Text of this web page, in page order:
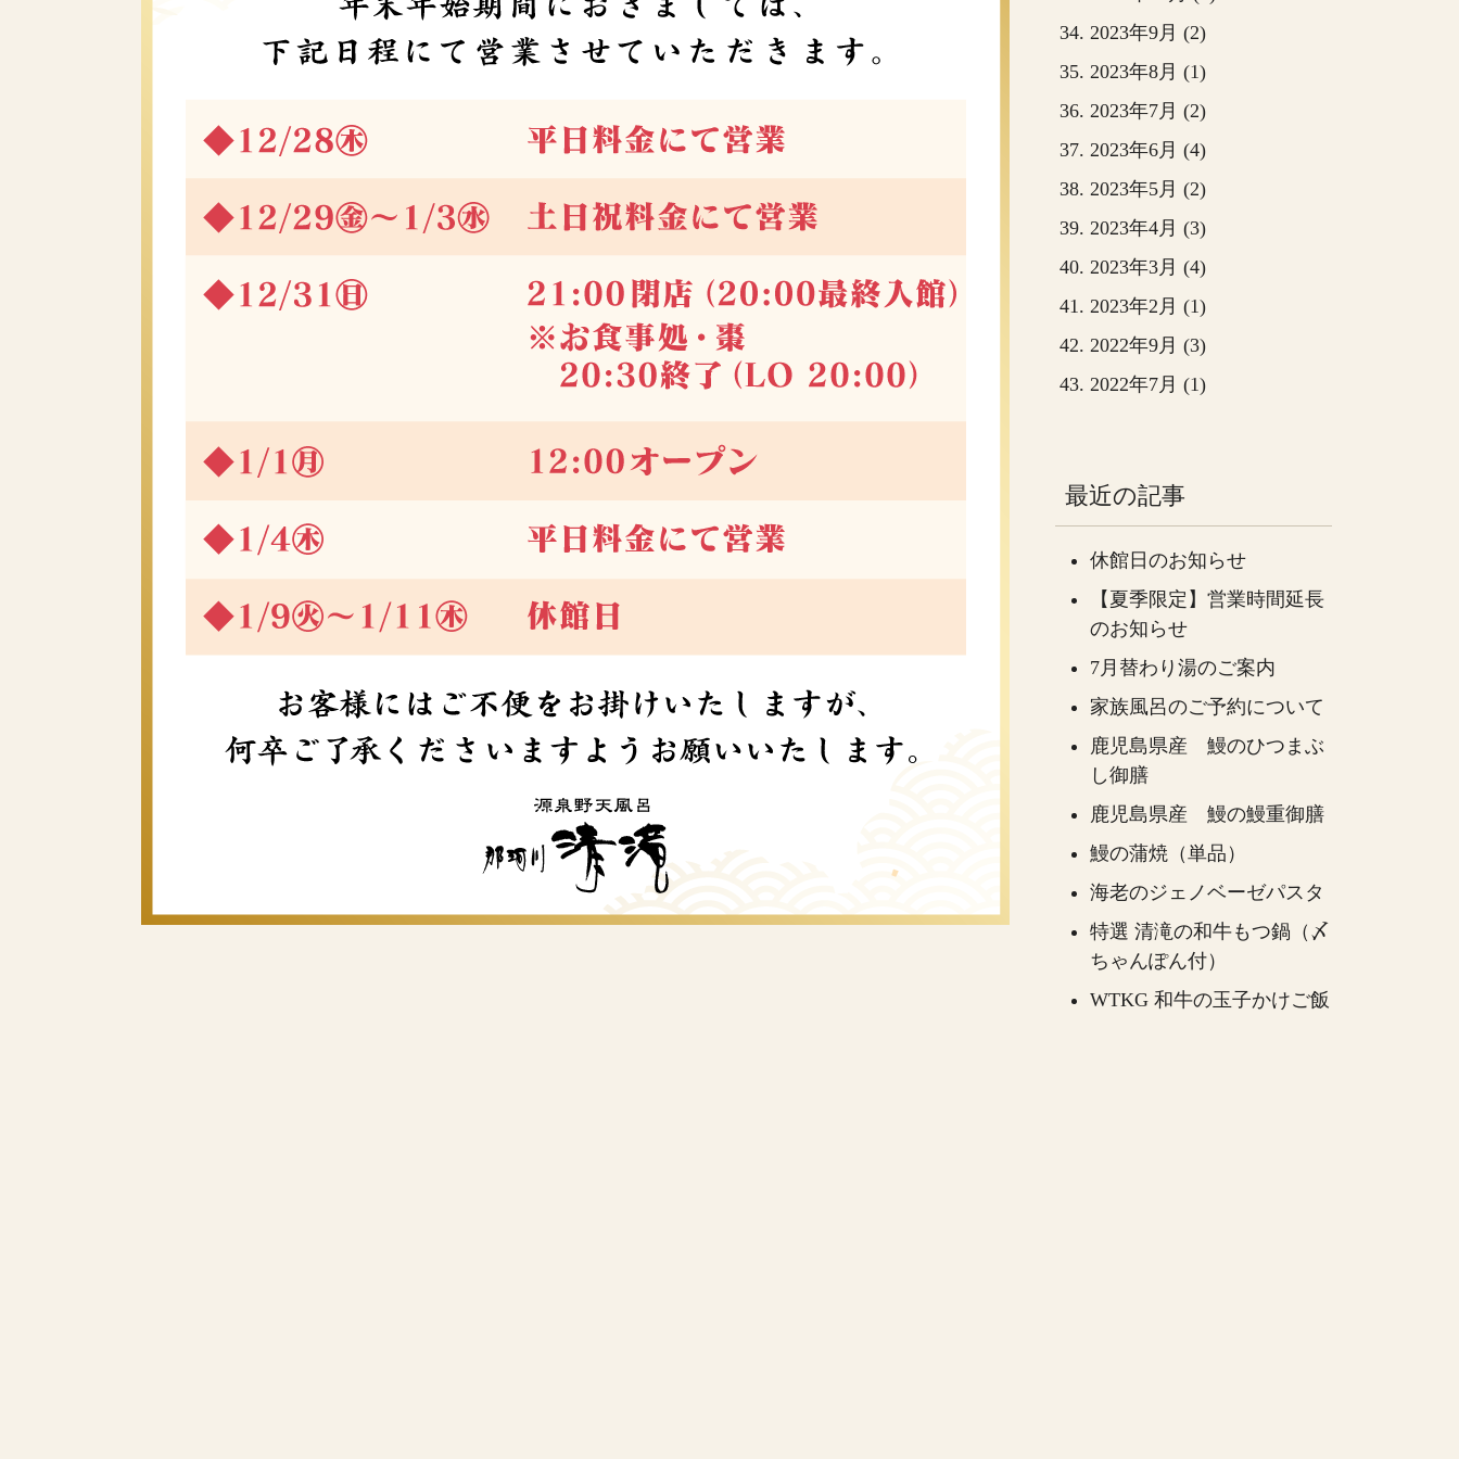
2023年9月 (2)
2023年8月 (1)
2023年7月 (2)
2023年6月 (4)
2023年5月 (2)
2023年4月 (3)
2023年3月 (4)
2023年2月 (1)
2022年9月 (3)
2022年7月 (1)
最近の記事
休館日のお知らせ
【夏季限定】営業時間延長
のお知らせ
7月替わり湯のご案内
家族風呂のご予約について
鹿児島県産 鰻のひつまぶ
し御膳
鹿児島県産 鰻の鰻重御膳
鰻の蒲焼（単品）
海老のジェノベーゼパスタ
特選 清滝の和牛もつ鍋（〆
ちゃんぽん付）
WTKG 和牛の玉子かけご飯